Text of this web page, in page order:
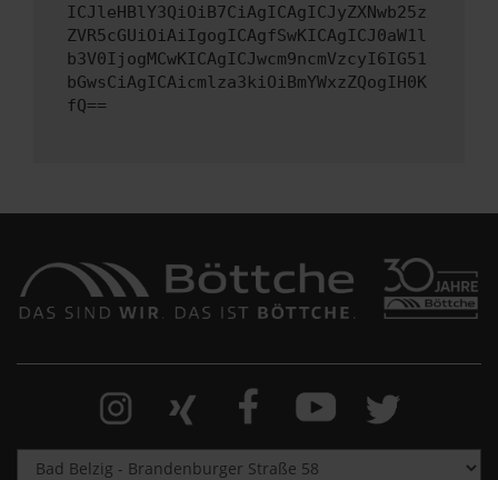
ICJleHBlY3QiOiB7CiAgICAgICJyZXNwb25z
ZVR5cGUiOiAiIgogICAgfSwKICAgICJ0aW1l
b3V0IjogMCwKICAgICJwcm9ncmVzcyI6IG51
bGwsCiAgICAicmlza3kiOiBmYWxzZQogIH0K
fQ==